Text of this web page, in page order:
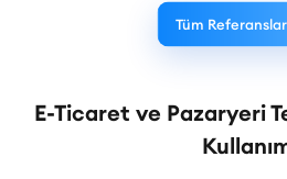
Tüm
E-Ticaret ve Pazaryeri